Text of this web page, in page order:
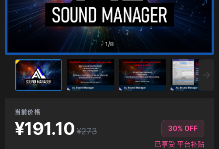
1/8
当前价格
¥191.10 ¥273
30% OFF
已享受 平台补贴